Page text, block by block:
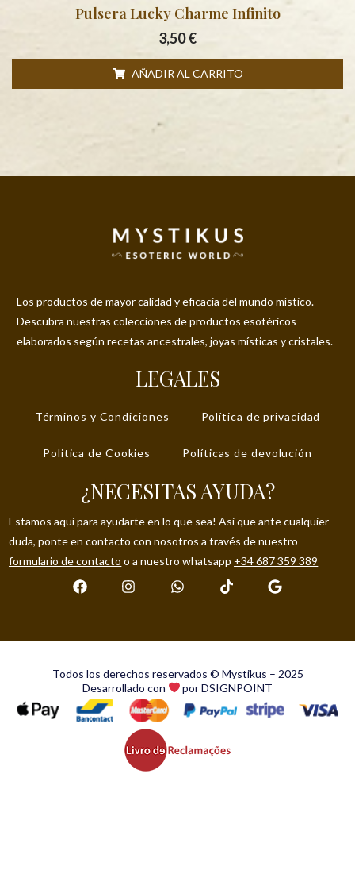
Pulsera Lucky Charme Infinito
3,50€
AÑADIR AL CARRITO
Los productos de mayor calidad y eficacia del mundo místico.
Descubra nuestras colecciones de productos esotéricos
elaborados según recetas ancestrales, joyas místicas y cristales.
LEGALES
Términos y Condiciones Política de privacidad
Politica de Cookies Políticas de devolución
¿NECESITAS AYUDA?
Estamos aqui para ayudarte en lo que sea! Asi que ante cualquier
duda, ponte en contacto con nosotros a través de nuestro
formulario de contacto o a nuestro whatsapp +34 687 359 389
Todos los derechos reservados © Mystikus – 2025
Desarrollado con
por DSIGNPOINT